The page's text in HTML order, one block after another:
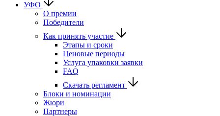
УФО
О премии
Победители
Как принять участие
Этапы и сроки
Ценовые периоды
Услуга упаковки заявки
FAQ
Скачать регламент
Блоки и номинации
Жюри
Партнеры